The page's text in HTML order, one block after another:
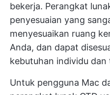
bekerja. Perangkat
penyesuaian yang
menyesuaikan ruang
Anda, dan dapat
kebutuhan individu dan
Untuk pengguna Mac